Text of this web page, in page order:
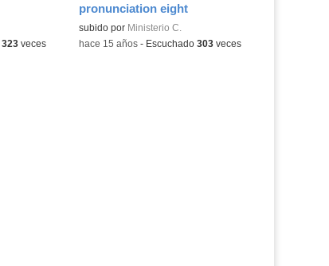
323veces
pronunciation eight
subido por Ministerio C.
-hace 15 años- Escuchado 303veces